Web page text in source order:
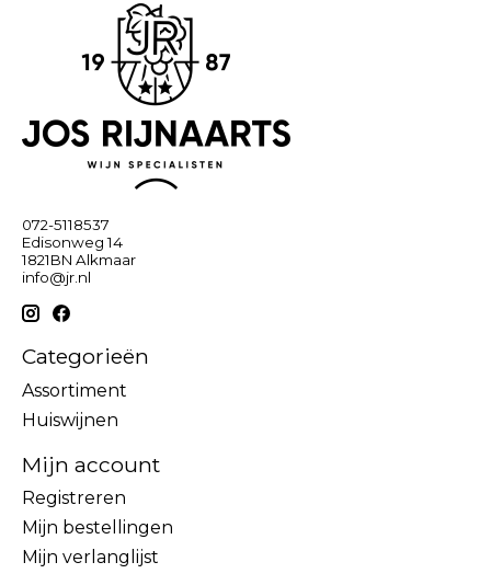
072-5118537
Edisonweg 14
1821BN Alkmaar
info@jr.nl
Categorieën
Assortiment
Huiswijnen
Mijn account
Registreren
Mijn bestellingen
Mijn verlanglijst